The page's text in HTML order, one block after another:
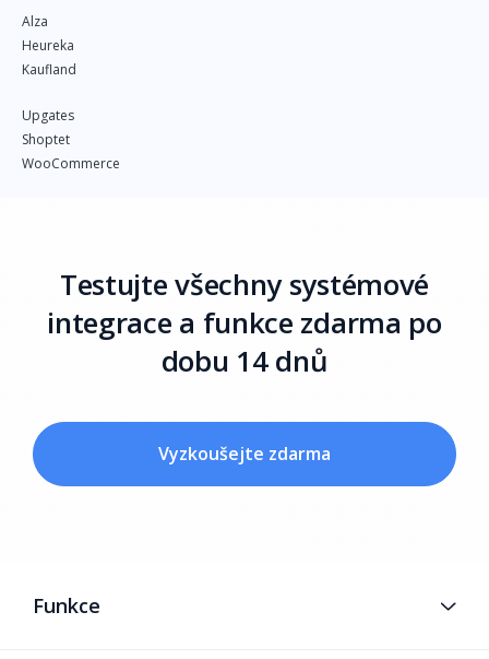
Alza
Heureka
Kaufland
Upgates
Shoptet
WooCommerce
Testujte všechny systémové
integrace a funkce zdarma po
dobu 14 dnů
Vyzkoušejte zdarma
Funkce